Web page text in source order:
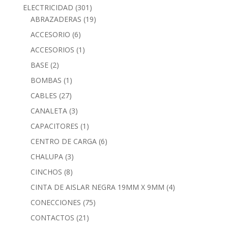
ELECTRICIDAD (301)
ABRAZADERAS (19)
ACCESORIO (6)
ACCESORIOS (1)
BASE (2)
BOMBAS (1)
CABLES (27)
CANALETA (3)
CAPACITORES (1)
CENTRO DE CARGA (6)
CHALUPA (3)
CINCHOS (8)
CINTA DE AISLAR NEGRA 19MM X 9MM (4)
CONECCIONES (75)
CONTACTOS (21)